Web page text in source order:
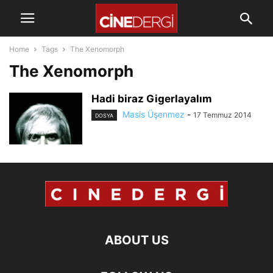
Home Tags The Xenomorph
The Xenomorph
Hadi biraz Gigerlayalım
DOSYA Masis Üşenmez - 17 Temmuz 2014
ABOUT US